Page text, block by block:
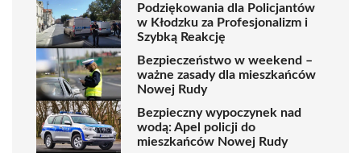
Podziękowania dla Policjantów
w Kłodzku za Profesjonalizm i
Szybką Reakcję
Bezpieczeństwo w weekend –
ważne zasady dla mieszkańców
Nowej Rudy
Bezpieczny wypoczynek nad
wodą: Apel policji do
mieszkańców Nowej Rudy